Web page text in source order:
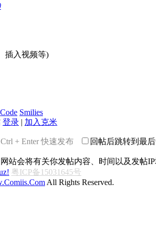
插入视频等)
Code Smilies
登录 | 加入克米
Ctrl + Enter 快速发布 回帖后跳转到最
站会将有关你发帖内容、时间以及发帖
粤ICP备15031645号
All Rights Reserved.